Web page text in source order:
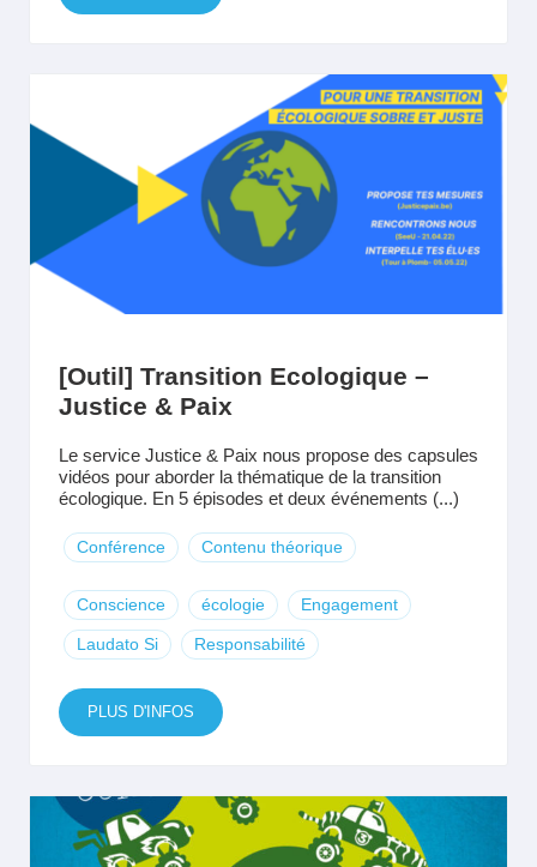
[Outil] Transition Ecologique –
Justice & Paix
Le service Justice & Paix nous propose des capsules
vidéos pour aborder la thématique de la transition
écologique. En 5 épisodes et deux événements (...)
Conférence Contenu théorique
Conscience écologie Engagement
Laudato Si Responsabilité
PLUS D'INFOS